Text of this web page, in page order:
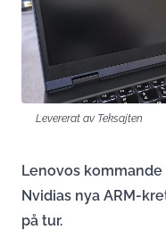
Levererat av Teksajten
Lenovos
Nvidias nya ARM-
på tur.